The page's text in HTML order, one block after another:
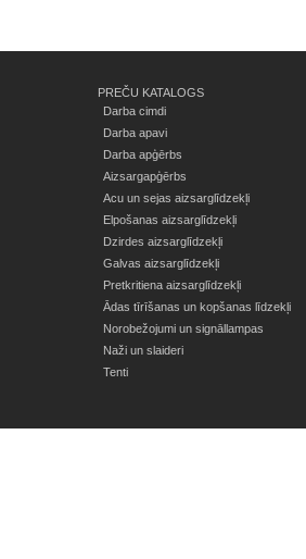
PREČU KATALOGS
Darba cimdi
Darba apavi
Darba apģērbs
Aizsargapģērbs
Acu un sejas aizsarglīdzekļi
Elpošanas aizsarglīdzekļi
Dzirdes aizsarglīdzekļi
Galvas aizsarglīdzekļi
Pretkritiena aizsarglīdzekļi
Ādas tīrīšanas un kopšanas līdzekļi
Norobežojumi un signāllampas
Naži un slaideri
Tenti